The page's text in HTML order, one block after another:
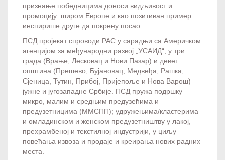
признање победницима доноси видљивост и
промоцију широм Европе и као позитиван пример
инспирише друге да покрену посао.
ПСД пројекат спроводи РАС у сарадњи са Америчком
агенцијом за међународни развој „УСАИД“, у три
града (Врање, Лесковац и Нови Пазар) и девет
општина (Прешево, Бујановац, Медвеђа, Рашка,
Сјеница, Тутин, Прибој, Пријепоље и Нова Варош)
јужне и југозападне Србије. ПСД пружа подршку
микро, малим и средњим предузећима и
предузетницима (ММСПП); удружењима/кластерима
и омладинском и женском предузетништву у лакој,
прехрамбеној и текстилној индустрији, у циљу
повећања извоза и продаје и креирања нових радних
места.